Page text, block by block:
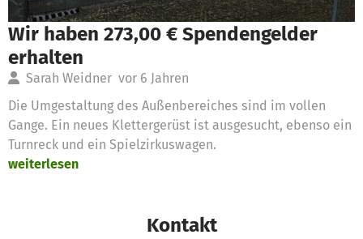
Wir haben 273,00 € Spendengelder
erhalten
Sarah Weidner vor 6 Jahren
Die Umgestaltung des Außenbereiches sind im vollen
Gange. Ein neues Klettergerüst ist ausgesucht, ebenso ein
Turnreck und ein Spielzirkuswagen.
weiterlesen
Kontakt